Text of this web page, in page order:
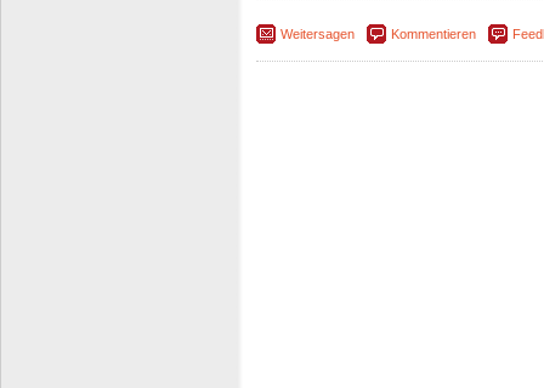
Weitersagen Kommentieren